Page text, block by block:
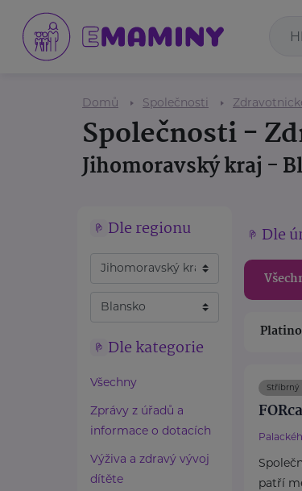
Domů Společnosti
Společnosti -
Jihomoravský kraj -
Dle regionu
Dle kategorie
Všechny
Zprávy z úřadů a
informace o dotacích
Výživa a zdravý vývoj
dítěte
Dle
Stříbrný
patří